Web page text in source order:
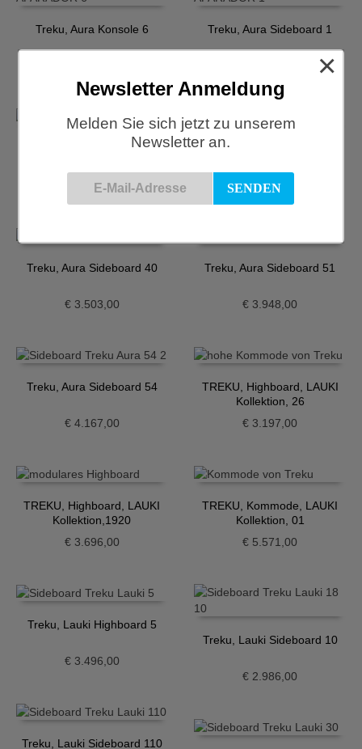
Treku, Aura Konsole 6 Treku, Aura Sideboard 1
Treku, Aura Sideboard 23
4.038,00
Treku, Aura Sideboard 37
€5.403,00
Treku, Aura Sideboard 40
€3.503,00
Treku, Aura Sideboard 51
€ 3.948,00
Treku, Aura Sideboard 54
€4.167,00
TREKU, Highboard, LAUKI
Kollektion, 26
€ 3.197,00
TREKU, Highboard, LAUKI
Kollektion,1920
€3.696,00
TREKU, Kommode, LAUKI
Kollektion, 01
€ 5.571,00
Treku, Lauki Highboard 5
€3.496,00
Treku, Lauki Sideboard 10
€ 2.986,00
Treku, Lauki Sideboard 110
Newsletter Anmeldung
Melden Sie sich jetzt zu unserem
Newsletter an.
×